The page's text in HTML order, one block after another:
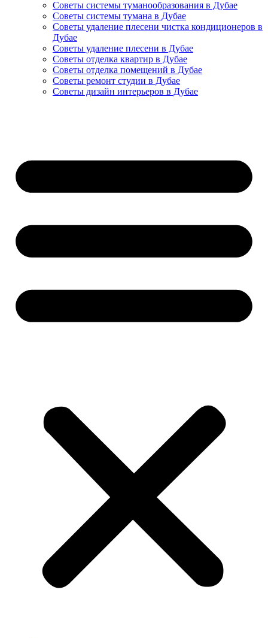
Советы системы туманообразования в Дубае
Советы системы тумана в Дубае
Советы удаление плесени чистка кондиционеров в
Дубае
Советы удаление плесени в Дубае
Советы отделка квартир в Дубае
Советы отделка помещений в Дубае
Советы ремонт студии в Дубае
Советы дизайн интерьеров в Дубае